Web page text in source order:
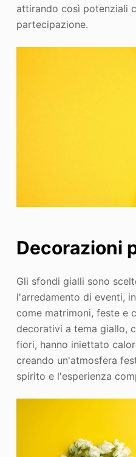
attirando così potenziali
partecipazione.
Decorazioni
Gli sfondi gialli sono
l'arredamento di eventi,
come matrimoni, feste e
decorativi a tema giallo,
fiori, hanno iniettato
creando un'atmosfera
spirito e l'esperienza